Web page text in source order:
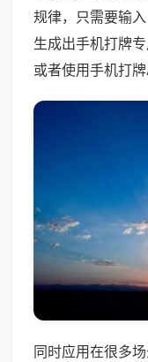
规律，只需要输
生成出手机打牌
或者使用手机打
同时应用在很多